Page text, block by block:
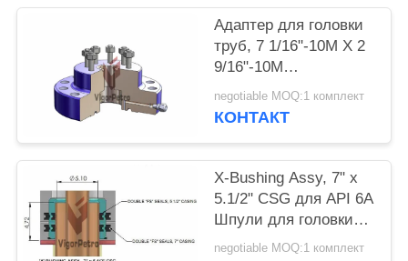
Адаптер для головки
труб, 7 1/16"-10M X 2
9/16"-10M
Застегнутый верх,
BTM Подготовка к
вешалки труб
negotiable MOQ:1 комплект
КОНТАКТ
X-Bushing Assy, 7" x
5.1/2" CSG для API 6A
Шпули для головки
труб
negotiable MOQ:1 комплект